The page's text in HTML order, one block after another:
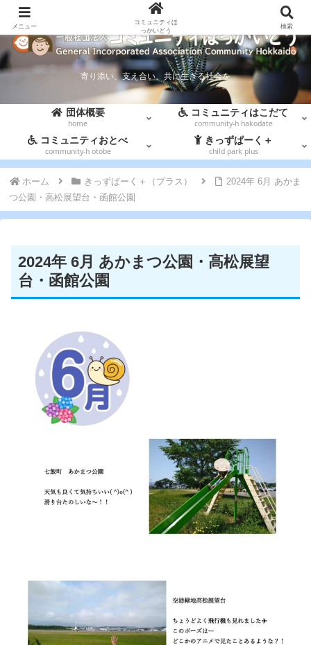
寄り添い、支え合い、共に生きる社会を
団体概要
home
コミュニティはこだて
community-h hakodate
コミュニティおとべ
community-h otobe
きっずぱーく＋
child park plus
ホーム きっずぱーく＋（プラス）
2024年 6月 あかま
つ公園・高松展望台・函館公園
2024年 6月 あかまつ公園・高松展望
台・函館公園
メニュー
コミュニティほ
っかいどう
検索